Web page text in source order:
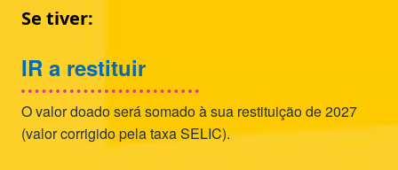
Se tiver:
IR a restituir
O valor doado será somado à sua restituição de 2027
(valor corrigido pela taxa SELIC).